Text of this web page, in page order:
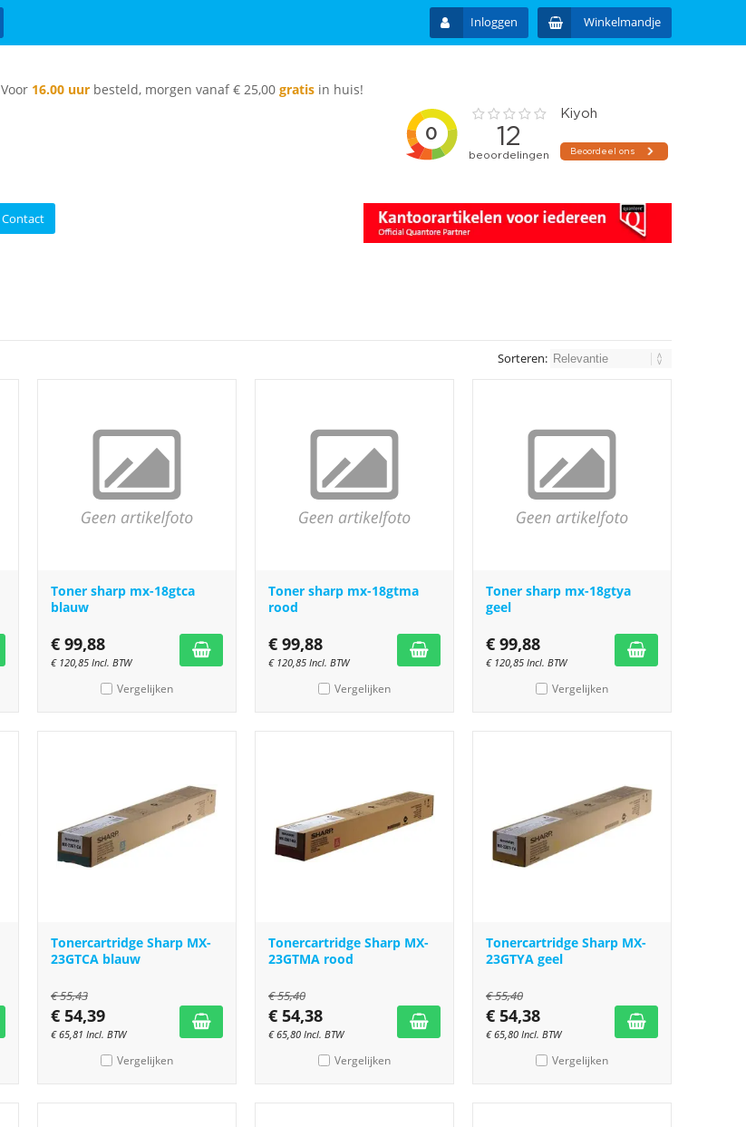
Inloggen Winkelmandje
Voor 16.00 uur besteld, morgen vanaf € 25,00 gratis in huis!
Contact
Sorteren:
Toner sharp mx-18gtca
blauw
€ 99,88
€ 120,85 Incl. BTW
Vergelijken
Toner sharp mx-18gtma
rood
€ 99,88
€ 120,85 Incl. BTW
Vergelijken
Toner sharp mx-18gtya
geel
€ 99,88
€ 120,85 Incl. BTW
Vergelijken
Tonercartridge Sharp MX-
23GTCA blauw
€55,43
€ 54,39
€65,81 Incl. BTW
Vergelijken
Tonercartridge Sharp MX-
23GTMA rood
€55,40
€ 54,38
€65,80 Incl. BTW
Vergelijken
Tonercartridge Sharp MX-
23GTYA geel
€55,40
€ 54,38
€65,80 Incl. BTW
Vergelijken